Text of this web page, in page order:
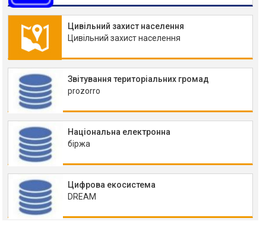
Цивільний захист населення
Цивільний захист населення
Звітування територіальних громад
prozorro
Національна електронна
біржа
Цифрова екосистема
DREAM